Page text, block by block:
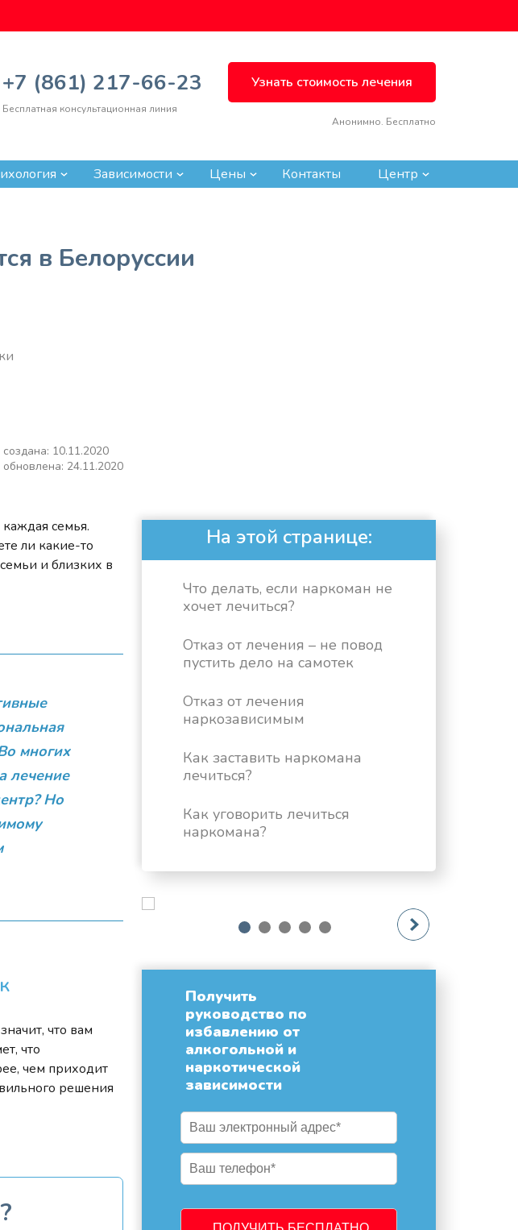
+7 (861) 217-66-23
Бесплатная консультационная линия
Узнать стоимость лечения
Анонимно. Бесплатно
Зависимости Цены Контакты
Центр
в Белоруссии
создана: 10.11.2020
обновлена: 24.11.2020
семья.
ли какие-то
и близких в
многих
лечение
Но
что вам
что
чем приходит
решения
На этой странице:
Что делать, если наркоман не
хочет лечиться?
Отказ от лечения – не повод
пустить дело на самотек
Отказ от лечения
наркозависимым
Как заставить наркомана
лечиться?
Как уговорить лечиться
наркомана?
next
1 2 3 4 5
Получить
руководство по
избавлению от
алкогольной и
наркотической
зависимости